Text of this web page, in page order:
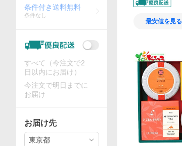
最安値を見る
条件付き送料無料
条件なし
すべて（今注文で2
日以内にお届け）
今注文で明日までに
お届け
お届け先
東京都